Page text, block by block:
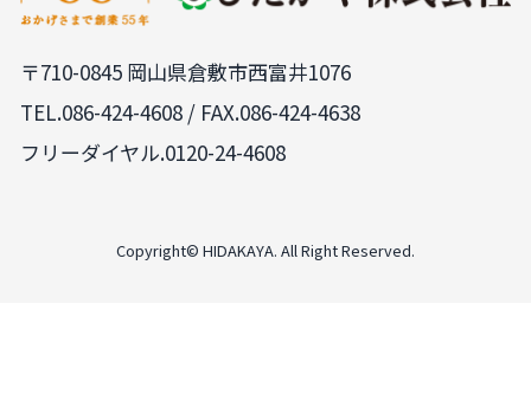
〒710-0845 岡山県倉敷市西富井1076
TEL.086-424-4608 / FAX.086-424-4638
フリーダイヤル.0120-24-4608
Copyright© HIDAKAYA. All Right Reserved.